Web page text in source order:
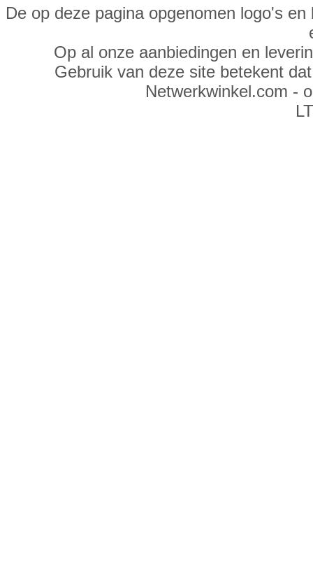
De op deze pagina opgenomen logo's
Op al onze aanbiedingen en
Gebruik van deze site betekent
Netwerkwinkel.com -